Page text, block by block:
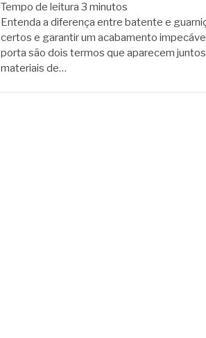
Tempo de leitura 3 minutos
Entenda a diferença entre batente e
certos e garantir um acabamento
porta são dois termos que aparecem
materiais de…